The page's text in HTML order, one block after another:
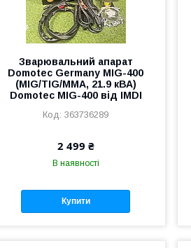
Зварювальний апарат
Domotec Germany MIG-400
(MIG/TIG/MMA, 21.9 кВА)
Domotec MIG-400 від IMDI
363736289
2 499 ₴
В наявності
Купити